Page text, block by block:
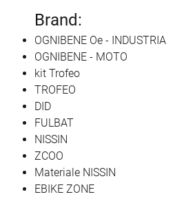
Brand:
OGNIBENE Oe - INDUSTRIA
OGNIBENE - MOTO
kit Trofeo
TROFEO
DID
FULBAT
NISSIN
ZCOO
Materiale NISSIN
EBIKE ZONE